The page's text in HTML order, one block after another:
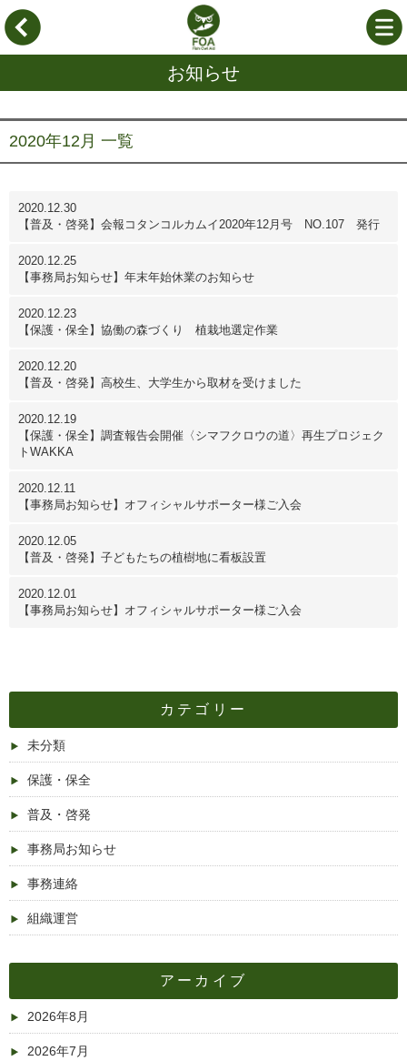
お知らせ
2020年12月 一覧
2020.12.30
【普及・啓発】会報コタンコルカムイ2020年12月号 NO.107 発行
2020.12.25
【事務局お知らせ】年末年始休業のお知らせ
2020.12.23
【保護・保全】協働の森づくり 植栽地選定作業
2020.12.20
【普及・啓発】高校生、大学生から取材を受けました
2020.12.19
【保護・保全】調査報告会開催〈シマフクロウの道〉再生プロジェク
トWAKKA
2020.12.11
【事務局お知らせ】オフィシャルサポーター様ご入会
2020.12.05
【普及・啓発】子どもたちの植樹地に看板設置
2020.12.01
【事務局お知らせ】オフィシャルサポーター様ご入会
カテゴリー
未分類
保護・保全
普及・啓発
事務局お知らせ
事務連絡
組織運営
アーカイブ
2026年8月
2026年7月